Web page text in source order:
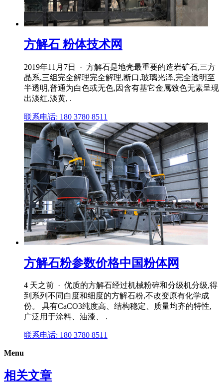
方解石 粉体技术网
2019年11月7日 · 方解石是地壳最重要的造岩矿石,三方
晶系,三组完全解理完全解理,断口,玻璃光泽,完全透明至
半透明,普通为白色或无色,因含有基它金属致色无素呈现
出淡红,淡黄, .
联系电话: 180 3780 8511
方解石粉参数价格中国粉体网
4 天之前 · 优质的方解石经过机械粉碎和分级机分级,得
到系列不同白度和细度的方解石粉,不改变原有化学成
份。 具有CaCO3纯度高、结构稳定、质量均齐的特性,
广泛用于涂料、油漆、 .
联系电话: 180 3780 8511
Menu
相关文章